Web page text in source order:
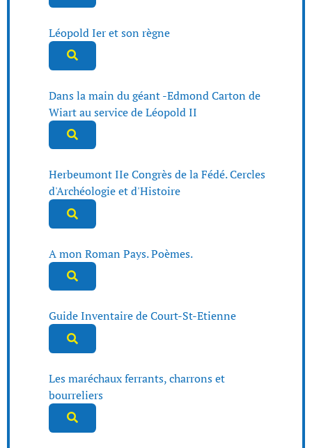
Léopold Ier et son règne
Dans la main du géant -Edmond Carton de
Wiart au service de Léopold II
Herbeumont IIe Congrès de la Fédé. Cercles
d'Archéologie et d'Histoire
A mon Roman Pays. Poèmes.
Guide Inventaire de Court-St-Etienne
Les maréchaux ferrants, charrons et
bourreliers